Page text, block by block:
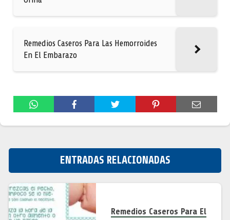
Remedios Caseros Para Las Hemorroides
En El Embarazo
ENTRADAS RELACIONADAS
Remedios Caseros Para El